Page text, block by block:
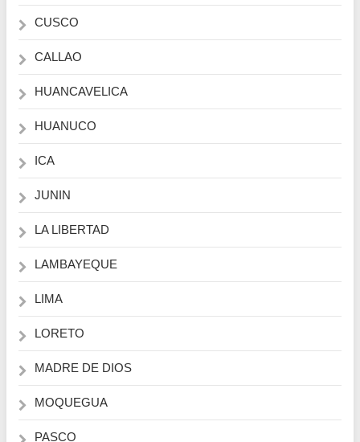
CUSCO
CALLAO
HUANCAVELICA
HUANUCO
ICA
JUNIN
LA LIBERTAD
LAMBAYEQUE
LIMA
LORETO
MADRE DE DIOS
MOQUEGUA
PASCO